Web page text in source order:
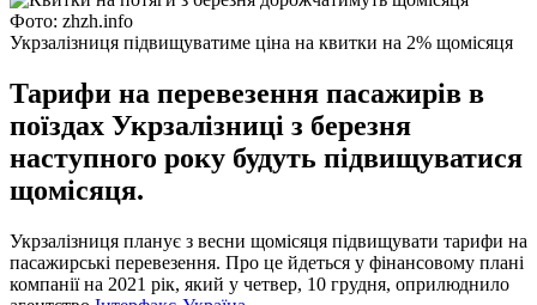
Фото: zhzh.info
Укрзалізниця підвищуватиме ціна на квитки на 2% щомісяця
Тарифи на перевезення пасажирів в
поїздах Укрзалізниці з березня
наступного року будуть підвищуватися
щомісяця.
Укрзалізниця планує з весни щомісяця підвищувати тарифи на
пасажирські перевезення. Про це йдеться у фінансовому плані
компанії на 2021 рік, який у четвер, 10 грудня, оприлюднило